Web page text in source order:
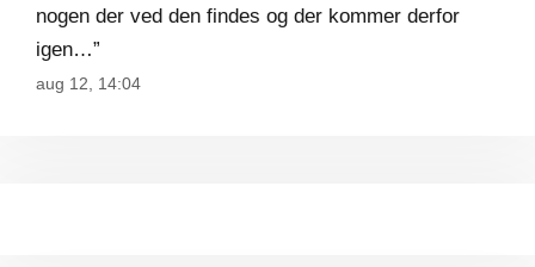
nogen der ved den findes og der kommer derfor
igen…”
aug 12, 14:04